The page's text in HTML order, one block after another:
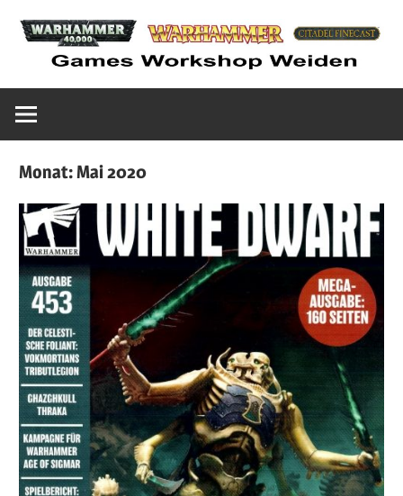
Inhalt
springen
Warhammer
Weiden
Tabletop
Spiele
Shop
Games
in
Weiden
Monat:Mai 2020